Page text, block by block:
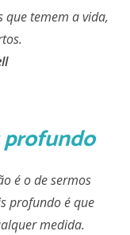
que temem a vida,
profundo
é o de sermos
profundo é que
medida.